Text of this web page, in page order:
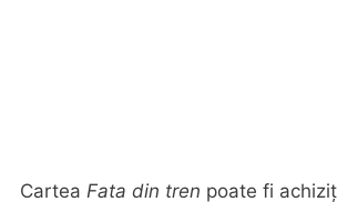
Cartea Fata din tren poate fi